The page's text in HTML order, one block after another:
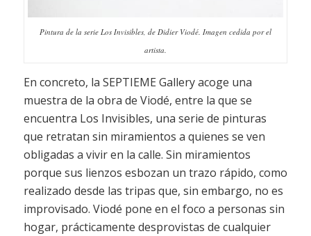
Pintura de la serie Los Invisibles, de Didier Viodé. Imagen cedida por el
artista.
En concreto, la SEPTIEME Gallery acoge una
muestra de la obra de Viodé, entre la que se
encuentra Los Invisibles, una serie de pinturas
que retratan sin miramientos a quienes se ven
obligadas a vivir en la calle. Sin miramientos
porque sus lienzos esbozan un trazo rápido, como
realizado desde las tripas que, sin embargo, no es
improvisado. Viodé pone en el foco a personas sin
hogar, prácticamente desprovistas de cualquier